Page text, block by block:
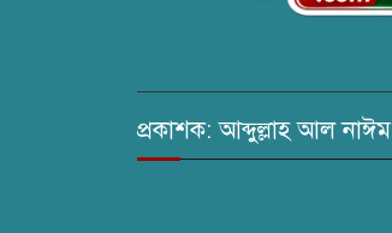
প্রকাশক: আব্দুল্লাহ আল নাঈম